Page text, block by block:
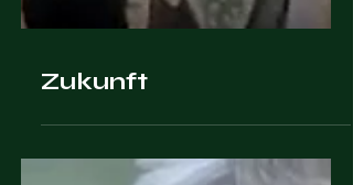
Zukunft